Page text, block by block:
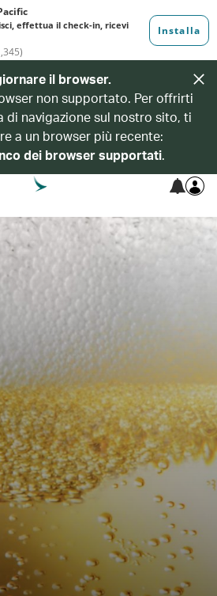
il browser.
non supportato. Per offrirti
di navigazione sul nostro sito, ti
a un browser più recente:
dei browser supportati.